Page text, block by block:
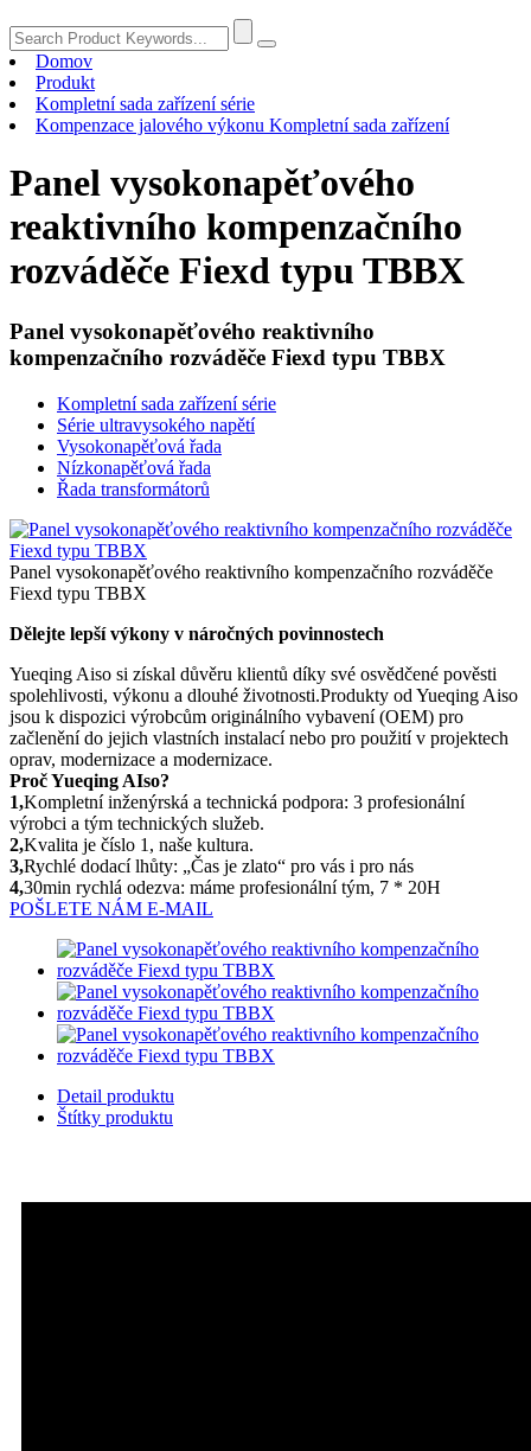
Domov
Produkt
Kompletní sada zařízení série
Kompenzace jalového výkonu Kompletní sada zařízení
Panel vysokonapěťového
reaktivního kompenzačního
rozváděče Fiexd typu TBBX
Panel vysokonapěťového reaktivního
kompenzačního rozváděče Fiexd typu TBBX
Kompletní sada zařízení série
Série ultravysokého napětí
Vysokonapěťová řada
Nízkonapěťová řada
Řada transformátorů
Panel vysokonapěťového reaktivního kompenzačního rozváděče
Fiexd typu TBBX
Dělejte lepší výkony v náročných povinnostech
Yueqing Aiso si získal důvěru klientů díky své osvědčené pověsti
spolehlivosti, výkonu a dlouhé životnosti.Produkty od Yueqing Aiso
jsou k dispozici výrobcům originálního vybavení (OEM) pro
začlenění do jejich vlastních instalací nebo pro použití v projektech
oprav, modernizace a modernizace.
Proč Yueqing AIso?
1,Kompletní inženýrská a technická podpora: 3 profesionální
výrobci a tým technických služeb.
2,Kvalita je číslo 1, naše kultura.
3,Rychlé dodací lhůty: „Čas je zlato“ pro vás i pro nás
4,30min rychlá odezva: máme profesionální tým, 7 * 20H
POŠLETE NÁM E-MAIL
Detail produktu
Štítky produktu